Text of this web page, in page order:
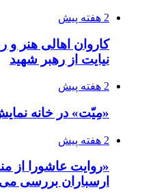
2 هفته پیش
کاروان اهالی هنر و
نیایت از رهبر شهید
2 هفته پیش
«مِیّت» در خانه
2 هفته پیش
«روایت عاشورا از
ارسباران بررسی